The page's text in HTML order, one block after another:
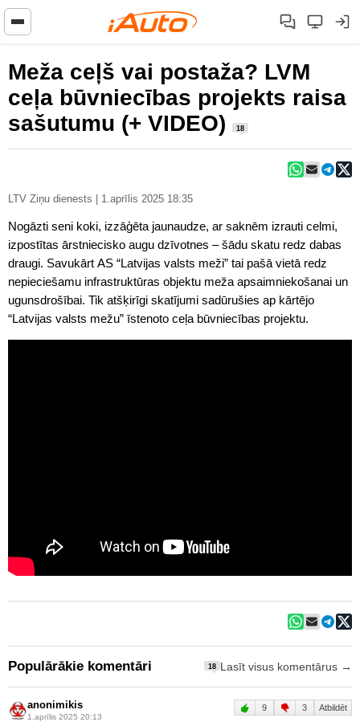
Meža ceļš vai postaža? LVM
ceļa būvniecības projekts raisa
sašutumu (+ VIDEO)
18
LTV Ziņu dienests | 1.aprīlis 2025 18:35
Nogāzti seni koki, izzāģēta jaunaudze, ar saknēm izrauti celmi,
izpostītas ārstniecisko augu dzīvotnes – šādu skatu redz dabas
draugi. Savukārt AS “Latvijas valsts meži” tai pašā vietā redz
nepieciešamu infrastruktūras objektu meža apsaimniekošanai un
ugunsdrošībai. Tik atšķirīgi skatījumi sadūrušies ap kārtējo
“Latvijas valsts mežu” īstenoto ceļa būvniecības projektu.
Populārākie komentāri 18 Lasīt visus komentārus →
anonimikis
1.aprīlis 2025 20:13
9 3 Atbildēt